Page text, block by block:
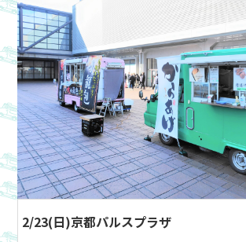
2/23(日)京都パルスプラザ